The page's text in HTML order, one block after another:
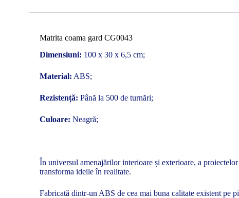
Matrita coama gard CG0043
Dimensiuni: 100 x 30 x 6,5 cm;
Material: ABS;
Rezistență: Până la 500 de turnări;
Culoare: Neagră;
În universul amenajărilor interioare și exterioare, a
transforma ideile în realitate.
Fabricată dintr-un ABS de cea mai buna calitate existent pe